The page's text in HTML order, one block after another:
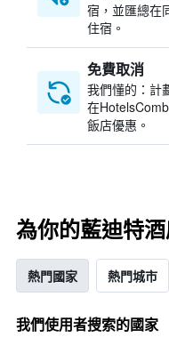
宿，並匯總在
住宿。
免費取消
我們懂的：計
在
飯店優惠。
為你的藍迪特
熱門國家 熱門城市
我們使用者搜索的國家